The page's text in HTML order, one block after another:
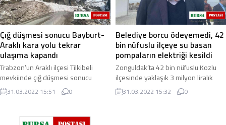
Çığ düşmesi sonucu Bayburt-
Araklı kara yolu tekrar
ulaşıma kapandı
Trabzon’un Araklı ilçesi Tilkibeli
mevkiinde çığ düşmesi sonucu
Bayburt-Araklı kara yolu tekrar
ulaşıma kapandı. Doğu Karadeniz
31.03.2022 15:51 0
Belediye borcu ödeyemedi, 42
bin nüfuslu ilçeye su basan
pompaların elektriği kesildi
Zonguldak’ta 42 bin nüfuslu Kozlu
ilçesinde yaklaşık 3 milyon liralık
elektrik borcu ödenmeyince ilçeye
su basan pompaların elektriği kesildi
31.03.2022 15:32 0